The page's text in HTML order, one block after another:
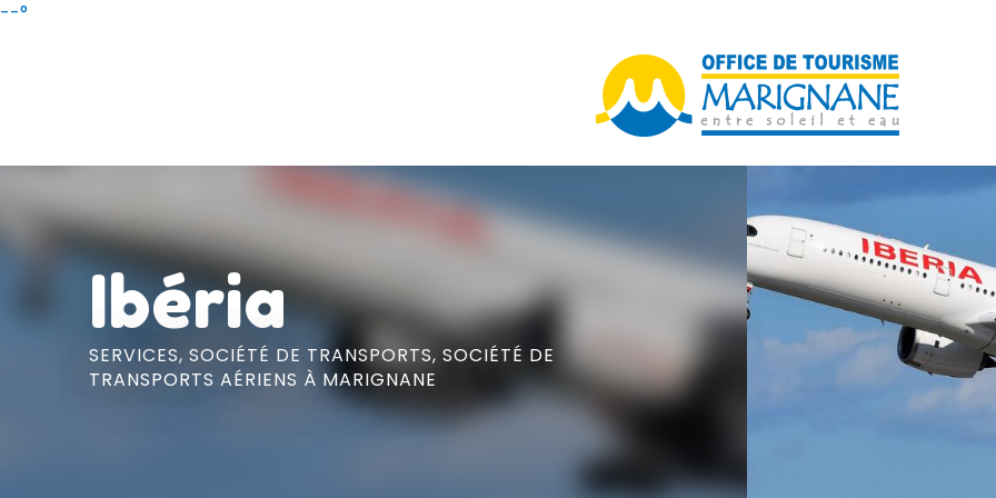
Aller
--°
Ibéria
SERVICES, SOCIÉTÉ DE TRANSPORTS, SOCIÉTÉ DE
TRANSPORTS AÉRIENS À MARIGNANE